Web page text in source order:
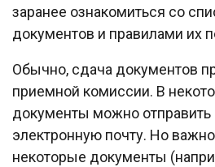
заранее ознакомиться со
документов и правилами их
Обычно, сдача документов
приемной комиссии. В
документы можно отправить
электронную почту. Но
некоторые документы